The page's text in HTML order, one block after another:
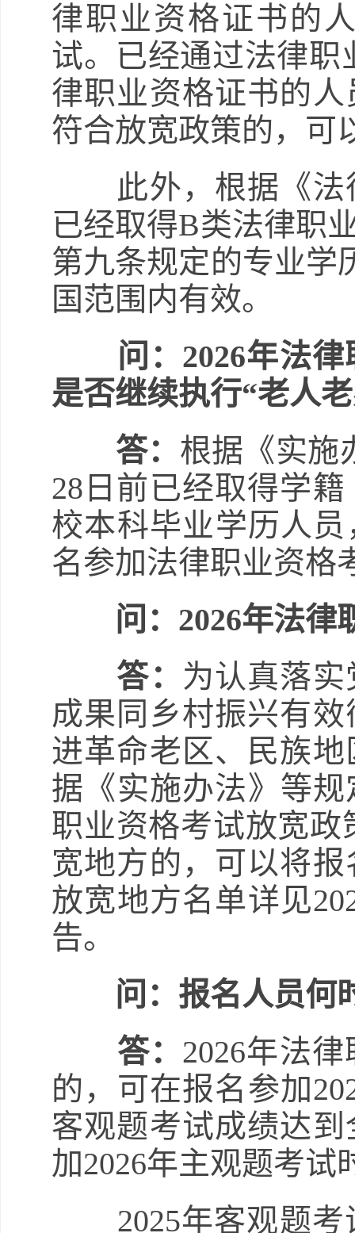
律职业资格证书的
试。已经通过法律
律职业资格证书的
符合放宽政策的，可
此外，根据《法
已经取得B类法律职
第九条规定的专业学
国范围内有效。
问：2026年法
是否继续执行“老人
答： 根据《实施
28日前已经取得学
校本科毕业学历人
名参加法律职业资格
问：2026年法
答： 为认真落
成果同乡村振兴有
进革命老区、民族
据《实施办法》等
职业资格考试放宽政
宽地方的，可以将
放宽地方名单详见
告。
问：报名人员何
答： 2026年法
的，可在报名参加
客观题考试成绩达
加2026年主观题考试
2025年客观题考